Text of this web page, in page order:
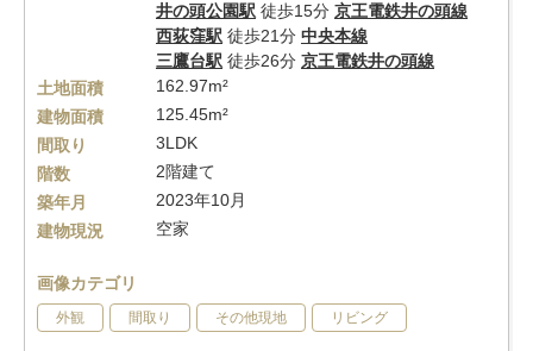
井の頭公園駅 徒歩15分 京王電鉄井の頭線
西荻窪駅 徒歩21分 中央本線
三鷹台駅 徒歩26分 京王電鉄井の頭線
土地面積
162.97m²
建物面積
125.45m²
間取り
3LDK
階数
2階建て
築年月
2023年10月
建物現況
空家
画像カテゴリ
外観 間取り その他現地 リビング